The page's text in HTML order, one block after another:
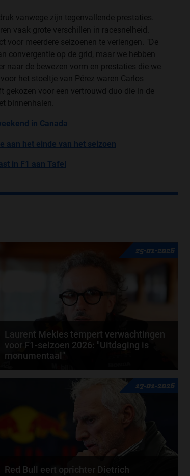
vanwege zijn tegenvallende prestaties.
vaak grote verschillen in racesnelheid.
voor meerdere seizoenen te verlengen. "De
convergentie op de grid, maar we hebben
naar de bewezen vorm en prestaties die we
het stoeltje van Pérez waren Carlos
gekozen voor een vertrouwd duo die in de
binnenhalen.
in Canada
aan het einde van het seizoen
in F1 aan Tafel
25-01-2026
Laurent Mekies tempert verwachtingen
voor F1-seizoen 2026: "Uitdaging is
monumentaal"
Laurent Mekies heeft zijn licht laten schijnen op het
aanstaande Formule 1-seizoen van 2026. De...17-01-2026
Red Bull eert oprichter Dietrich